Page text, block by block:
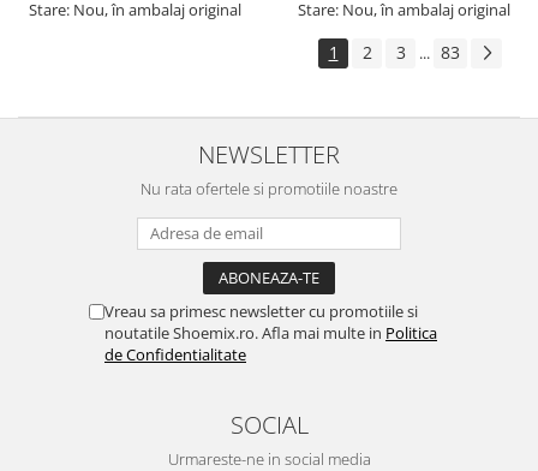
Stare: Nou, în ambalaj original Stare: Nou, în ambalaj original
1 2 3 ... 83
NEWSLETTER
Nu rata ofertele si promotiile noastre
Vreau sa primesc newsletter cu promotiile si
noutatile Shoemix.ro. Afla mai multe in Politica
de Confidentialitate
SOCIAL
Urmareste-ne in social media